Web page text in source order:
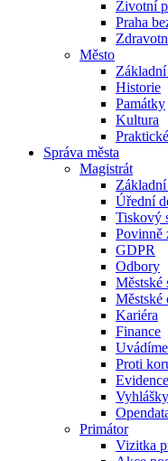
Životní
Praha
Město
Historie
Památky
Kultura
Správa města
Magistrát
Úřední
Tiskový
Povinně
GDPR
Odbory
Městské
Městské
Kariéra
Finance
Proti
Primátor
Vizitka